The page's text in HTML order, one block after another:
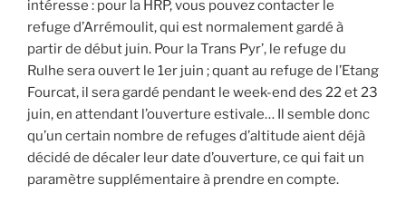
intéresse : pour la HRP, vous pouvez contacter le
refuge d’Arrémoulit, qui est normalement gardé à
partir de début juin. Pour la Trans Pyr’, le refuge du
Rulhe sera ouvert le 1er juin ; quant au refuge de l’Etang
Fourcat, il sera gardé pendant le week-end des 22 et 23
juin, en attendant l’ouverture estivale… Il semble donc
qu’un certain nombre de refuges d’altitude aient déjà
décidé de décaler leur date d’ouverture, ce qui fait un
paramètre supplémentaire à prendre en compte.